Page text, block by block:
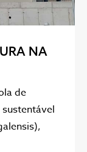
NA
de